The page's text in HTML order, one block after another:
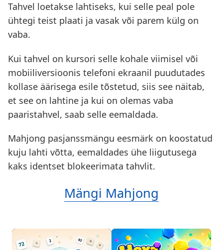
Tahvel loetakse lahtiseks, kui selle peal pole
ühtegi teist plaati ja vasak või parem külg on
vaba.
Kui tahvel on kursori selle kohale viimisel või
mobiiliversioonis telefoni ekraanil puudutades
kollase äärisega esile tõstetud, siis see näitab,
et see on lahtine ja kui on olemas vaba
paaristahvel, saab selle eemaldada.
Mahjong pasjanssmängu eesmärk on koostatud
kuju lahti võtta, eemaldades ühe liigutusega
kaks identset blokeerimata tahvlit.
Mängi Mahjong